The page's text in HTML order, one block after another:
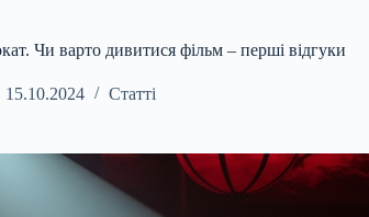
Чи варто дивитися фільм – перші відгуки
15.10.2024 Статті